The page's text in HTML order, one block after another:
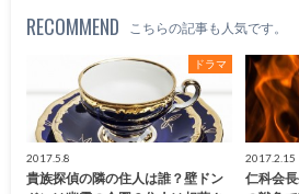
RECOMMEND こちらの記事も人気です。
ドラマ
2017.5.8
貴族探偵の隣の住人は誰？壁ドン
2017.2.15
仁科会